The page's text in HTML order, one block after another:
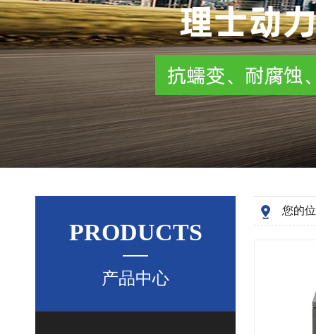
PRODUCTS
产品中心
您的